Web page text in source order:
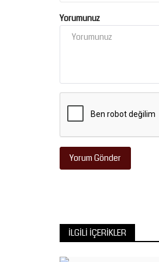
Yorumunuz
Yorum Gönder
İLGILI İÇERIKLER